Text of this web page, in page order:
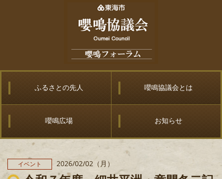
ふるさとの先人 嚶鳴協議会とは
嚶鳴広場 お知らせ
イベント 2026/02/02（月）